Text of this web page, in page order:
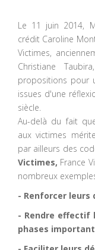
Le 11 juin 2014,
crédit Caroline
Victimes,
Christiane
propositions pour
issues d'une
siècle.
Au-delà du fait
aux victimes
par ailleurs des
Victimes, France
nombreux
- Renforcer
- Rendre effectif
phases